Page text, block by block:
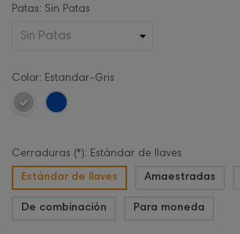
Patas: Sin Patas
Color: Estandar-Gris
Cerraduras (*): Estándar de llaves
Estándar de llaves Amaestradas
De combinación Para moneda